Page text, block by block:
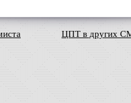
ЦПТ в других